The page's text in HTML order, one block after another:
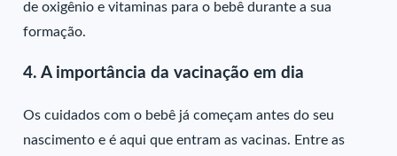
de oxigênio e vitaminas para o bebê durante a sua
formação.
4. A importância da vacinação em dia
Os cuidados com o bebê já começam antes do seu
nascimento e é aqui que entram as vacinas. Entre as